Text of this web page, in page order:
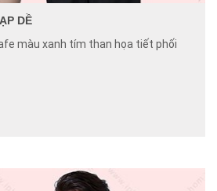
DỀ
màu xanh tím than họa tiết phối